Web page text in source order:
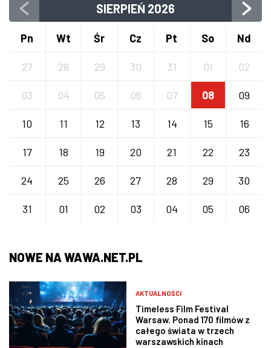
SIERPIEŃ 2026
Pn Wt Śr Cz Pt So Nd
27 28 29 30 31 01 02
03 04 05 06 07 08 09
10 11 12 13 14 15 16
17 18 19 20 21 22 23
24 25 26 27 28 29 30
31 01 02 03 04 05 06
NOWE NA WAWA.NET.PL
AKTUALNOŚCI
Timeless Film Festival
Warsaw. Ponad 170 filmów z
całego świata w trzech
warszawskich kinach